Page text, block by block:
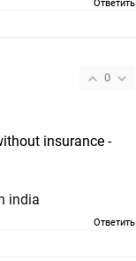
Ответить
0
insurance -
india
Ответить